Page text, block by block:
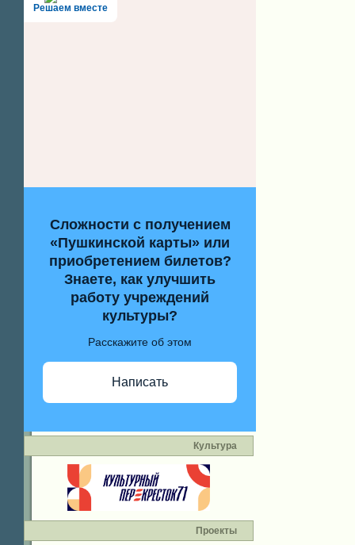
Решаем вместе
Сложности с получением
«Пушкинской карты» или
приобретением билетов?
Знаете, как улучшить
работу учреждений
культуры?
Расскажите об этом
Написать
Культура
Проекты